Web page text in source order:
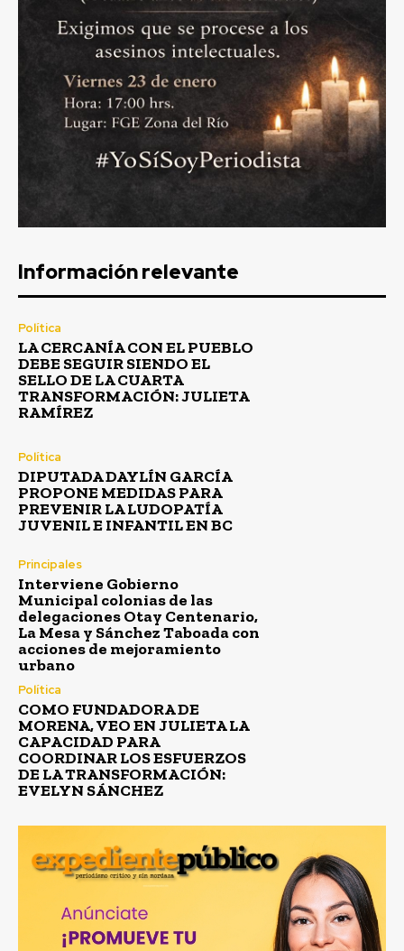
Información relevante
Política
LA CERCANÍA CON EL PUEBLO
DEBE SEGUIR SIENDO EL
SELLO DE LA CUARTA
TRANSFORMACIÓN: JULIETA
RAMÍREZ
Política
DIPUTADA DAYLÍN GARCÍA
PROPONE MEDIDAS PARA
PREVENIR LA LUDOPATÍA
JUVENIL E INFANTIL EN BC
Principales
Interviene Gobierno
Municipal colonias de las
delegaciones Otay Centenario,
La Mesa y Sánchez Taboada con
acciones de mejoramiento
urbano
Política
COMO FUNDADORA DE
MORENA, VEO EN JULIETA LA
CAPACIDAD PARA
COORDINAR LOS ESFUERZOS
DE LA TRANSFORMACIÓN:
EVELYN SÁNCHEZ